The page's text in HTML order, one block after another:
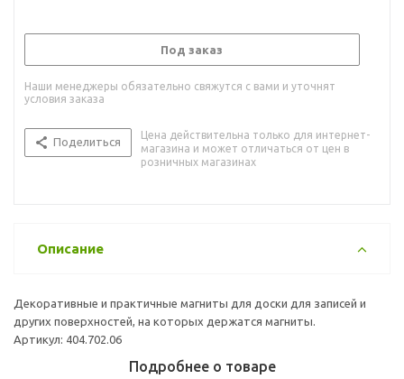
Под заказ
Наши менеджеры обязательно свяжутся с вами и уточнят
условия заказа
Поделиться
Цена действительна только для интернет-
магазина и может отличаться от цен в
розничных магазинах
Описание
Декоративные и практичные магниты для доски для записей и
других поверхностей, на которых держатся магниты.
Артикул: 404.702.06
Подробнее о товаре